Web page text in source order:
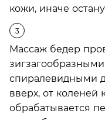
кожи, иначе
Массаж бедер
спиралевидными
вверх, от коленей
обрабатывается